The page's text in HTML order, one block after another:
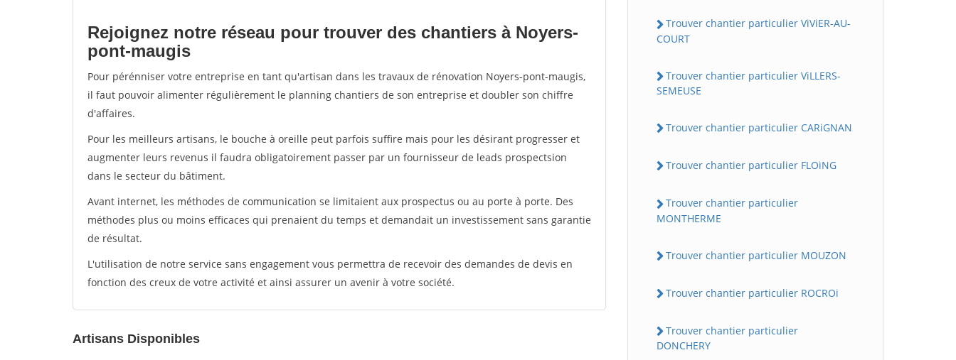
Rejoignez notre réseau pour trouver des chantiers à Noyers-
pont-maugis
Pour pérénniser votre entreprise en tant qu'artisan dans les travaux de rénovation Noyers-pont-maugis,
il faut pouvoir alimenter régulièrement le planning chantiers de son entreprise et doubler son chiffre
d'affaires.
Pour les meilleurs artisans, le bouche à oreille peut parfois suffire mais pour les désirant progresser et
augmenter leurs revenus il faudra obligatoirement passer par un fournisseur de leads prospectsion
dans le secteur du bâtiment.
Avant internet, les méthodes de communication se limitaient aux prospectus ou au porte à porte. Des
méthodes plus ou moins efficaces qui prenaient du temps et demandait un investissement sans garantie
de résultat.
L'utilisation de notre service sans engagement vous permettra de recevoir des demandes de devis en
fonction des creux de votre activité et ainsi assurer un avenir à votre société.
Artisans Disponibles
Trouver chantier particulier ViViER-AU-
COURT
Trouver chantier particulier ViLLERS-
SEMEUSE
Trouver chantier particulier CARiGNAN
Trouver chantier particulier FLOiNG
Trouver chantier particulier
MONTHERME
Trouver chantier particulier MOUZON
Trouver chantier particulier ROCROi
Trouver chantier particulier
DONCHERY